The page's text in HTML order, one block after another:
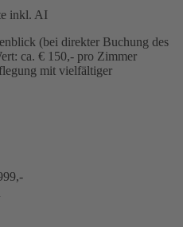
inkl. AI
(bei direkter Buchung des
ca. € 150,- pro Zimmer
mit vielfältiger